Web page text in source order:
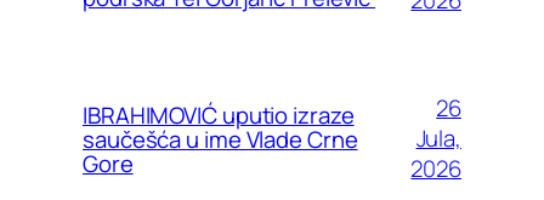
IBRAHIMOVIĆ uputio izraze
saučešća u ime Vlade Crne
Gore
26
Jula,
2026